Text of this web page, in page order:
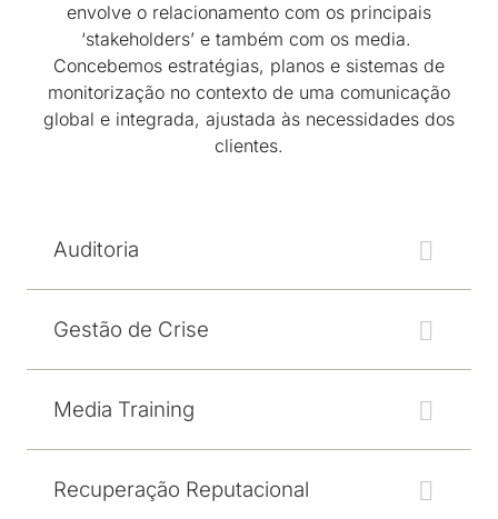
envolve o relacionamento com os principais
‘stakeholders’ e também com os media.
Concebemos estratégias, planos e sistemas de
monitorização no contexto de uma comunicação
global e integrada, ajustada às necessidades dos
clientes.
Auditoria
Gestão de Crise
Media Training
Recuperação Reputacional